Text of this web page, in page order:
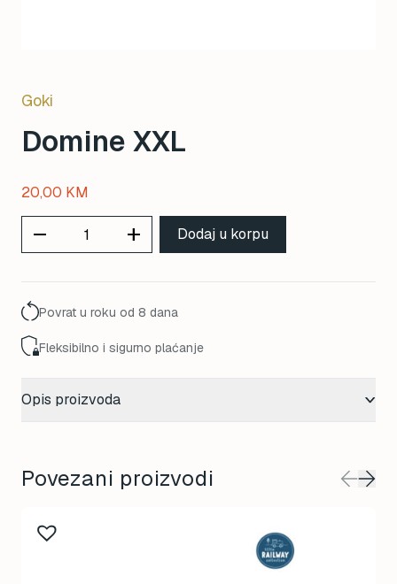
Goki
Domine XXL
20,00 KM
remove add Dodaj u korpu
Povrat u roku od 8 dana
Fleksibilno i sigurno plaćanje
Opis proizvoda
Povezani proizvodi